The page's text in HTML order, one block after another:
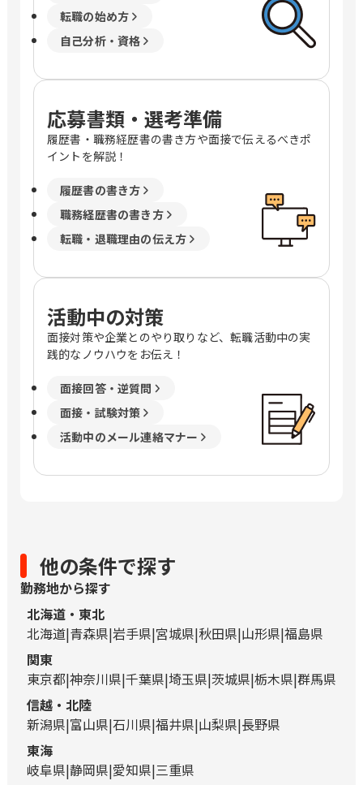
転職の始め方
自己分析・資格
応募書類・選考準備
履歴書・職務経歴書の書き方や面接で伝えるべきポ
イントを解説！
履歴書の書き方
職務経歴書の書き方
転職・退職理由の伝え方
活動中の対策
面接対策や企業とのやり取りなど、転職活動中の実
践的なノウハウをお伝え！
面接回答・逆質問
面接・試験対策
活動中のメール連絡マナー
他の条件で探す
勤務地から探す
北海道・東北
北海道 青森県 岩手県 宮城県 秋田県 山形県 福島県
関東
東京都 神奈川県 千葉県 埼玉県 茨城県 栃木県 群馬県
信越・北陸
新潟県 富山県 石川県 福井県 山梨県 長野県
東海
岐阜県 静岡県 愛知県 三重県